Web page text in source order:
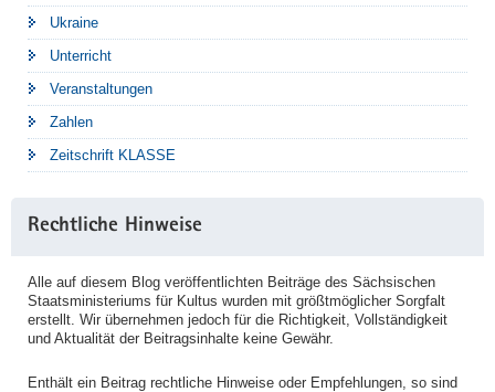
Ukraine
Unterricht
Veranstaltungen
Zahlen
Zeitschrift KLASSE
Rechtliche Hinweise
Alle auf diesem Blog veröffentlichten Beiträge des Sächsischen
Staatsministeriums für Kultus wurden mit größtmöglicher Sorgfalt
erstellt. Wir übernehmen jedoch für die Richtigkeit, Vollständigkeit
und Aktualität der Beitragsinhalte keine Gewähr.
Enthält ein Beitrag rechtliche Hinweise oder Empfehlungen, so sind